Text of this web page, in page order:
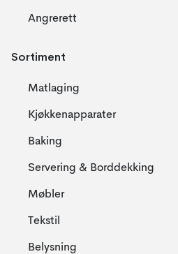
Angrerett
Sortiment
Matlaging
Kjøkkenapparater
Baking
Servering & Borddekking
Møbler
Tekstil
Belysning